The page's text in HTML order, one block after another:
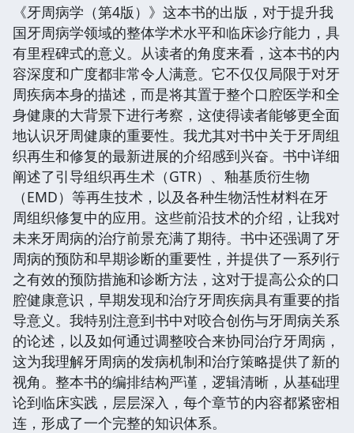
《牙周病学（第4版）》这本书的出版，对于提升我
国牙周病学领域的整体学术水平和临床诊疗能力，具
有里程碑式的意义。从读者的角度来看，这本书的内
容深度和广度都非常令人满意。它不仅仅局限于对牙
周疾病本身的描述，而是将其置于整个口腔医学和全
身健康的大背景下进行考察，这使得读者能够更全面
地认识牙周健康的重要性。我尤其对书中关于牙周组
织再生和修复的最新进展的介绍感到兴奋。书中详细
阐述了引导组织再生术（GTR）、釉基质衍生物
（EMD）等再生技术，以及各种生物活性材料在牙
周组织修复中的应用。这些前沿技术的介绍，让我对
未来牙周病的治疗前景充满了期待。书中还强调了牙
周病的预防和早期诊断的重要性，并提供了一系列行
之有效的预防措施和诊断方法，这对于提高公众的口
腔健康意识，早期发现和治疗牙周疾病具有重要的指
导意义。我特别注意到书中对咬合创伤与牙周病关系
的论述，以及如何通过调整咬合来协同治疗牙周病，
这为我理解牙周病的发病机制和治疗策略提供了新的
视角。整本书的编排结构严谨，逻辑清晰，从基础理
论到临床实践，层层深入，每个章节的内容都紧密相
连，形成了一个完整的知识体系。